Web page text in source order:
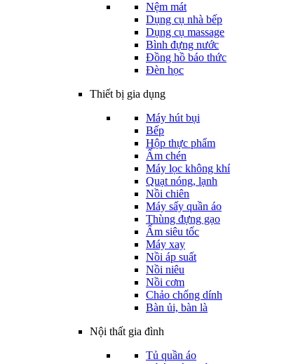
Nệm mát
Dụng cụ nhà bếp
Dụng cụ massage
Bình đựng nước
Đồng hồ báo thức
Đèn học
Thiết bị gia dụng
Máy hút bụi
Bếp
Hộp thực phẩm
Ấm chén
Máy lọc không khí
Quạt nóng, lạnh
Nồi chiên
Máy sấy quần áo
Thùng đựng gạo
Ấm siêu tốc
Máy xay
Nồi áp suất
Nồi niêu
Nồi cơm
Chảo chống dính
Bàn ủi, bàn là
Nội thất gia đình
Tủ quần áo